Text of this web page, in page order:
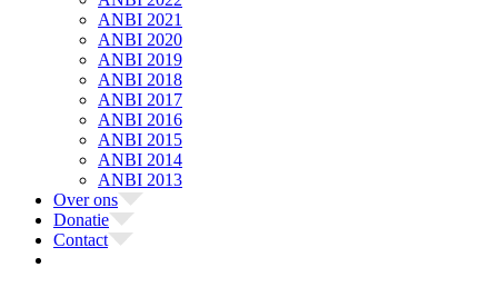
ANBI 2021
ANBI 2020
ANBI 2019
ANBI 2018
ANBI 2017
ANBI 2016
ANBI 2015
ANBI 2014
ANBI 2013
Over ons
Donatie
Contact